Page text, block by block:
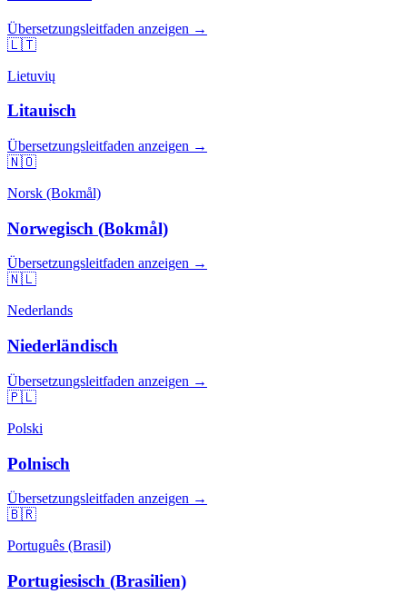
Übersetzungsleitfaden anzeigen →
🇱🇹
Lietuvių
Litauisch
Übersetzungsleitfaden anzeigen →
🇳🇴
Norsk (Bokmål)
Norwegisch (Bokmål)
Übersetzungsleitfaden anzeigen →
🇳🇱
Nederlands
Niederländisch
Übersetzungsleitfaden anzeigen →
🇵🇱
Polski
Polnisch
Übersetzungsleitfaden anzeigen →
🇧🇷
Português (Brasil)
Portugiesisch (Brasilien)